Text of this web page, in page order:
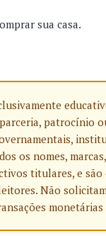
sua casa.
patrocínio
os nomes,
titulares, e
Não